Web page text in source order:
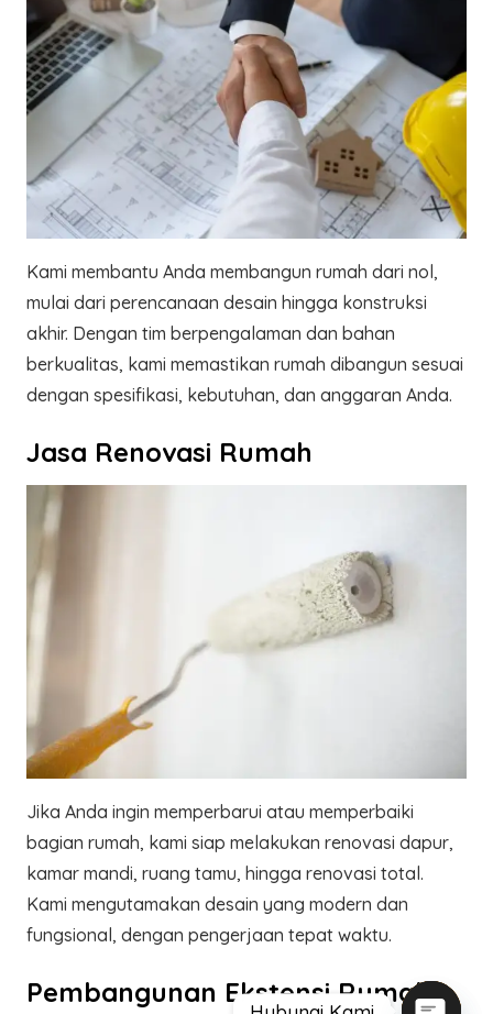
Kami membantu Anda membangun rumah dari nol,
mulai dari perencanaan desain hingga konstruksi
akhir. Dengan tim berpengalaman dan bahan
berkualitas, kami memastikan rumah dibangun sesuai
dengan spesifikasi, kebutuhan, dan anggaran Anda.
Jasa Renovasi Rumah
Jika Anda ingin memperbarui atau memperbaiki
bagian rumah, kami siap melakukan renovasi dapur,
kamar mandi, ruang tamu, hingga renovasi total.
Kami mengutamakan desain yang modern dan
fungsional, dengan pengerjaan tepat waktu.
Pembangunan Ekstensi Rumah